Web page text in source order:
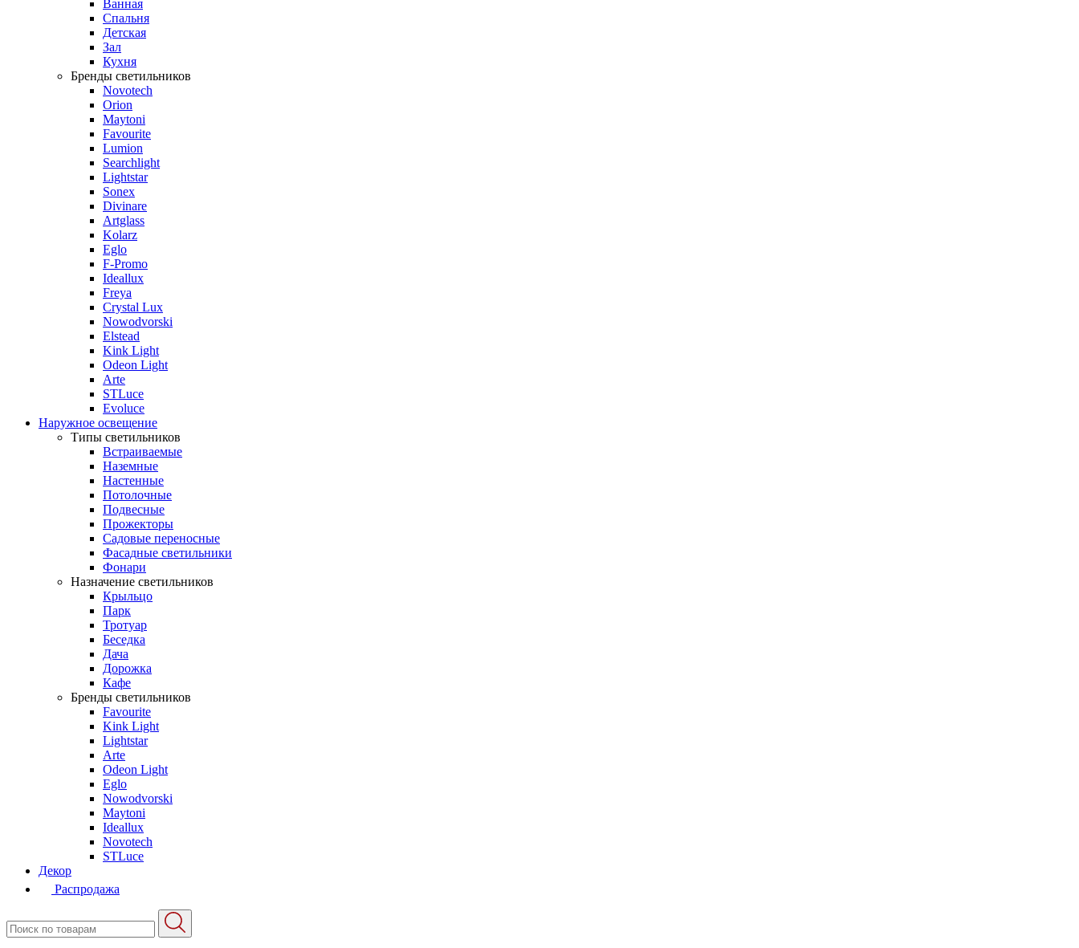
Ванная
Спальня
Детская
Зал
Кухня
Бренды светильников
Novotech
Orion
Maytoni
Favourite
Lumion
Searchlight
Lightstar
Sonex
Divinare
Artglass
Kolarz
Eglo
F-Promo
Ideallux
Freya
Crystal Lux
Nowodvorski
Elstead
Kink Light
Odeon Light
Arte
STLuce
Evoluce
Наружное освещение
Типы светильников
Встраиваемые
Наземные
Настенные
Потолочные
Подвесные
Прожекторы
Садовые переносные
Фасадные светильники
Фонари
Назначение светильников
Крыльцо
Парк
Тротуар
Беседка
Дача
Дорожка
Кафе
Бренды светильников
Favourite
Kink Light
Lightstar
Arte
Odeon Light
Eglo
Nowodvorski
Maytoni
Ideallux
Novotech
STLuce
Декор
Распродажа